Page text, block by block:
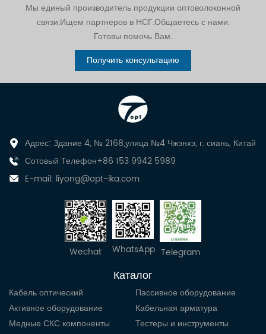
Мы единый производитель продукции оптоволоконной
связи.Ищем партнеров в НСГ.Общаетесь с нами.
Готовы помочь Вам.
Получить консультацию
Адрес: Здание 4, № 2168,улица №4 Чжэнхэ, г. сиань, Китай
Сотовый Телефон+86 153 9942 5989
E-mail: liyong@opt-ika.com
Wechat WhatsApp Telegram
Каталог
Кабель оптический
Пассивное оборудование
Активное оборудование
Кабельная арматура
Медные СКС компоненты
Тестеры и инструменты